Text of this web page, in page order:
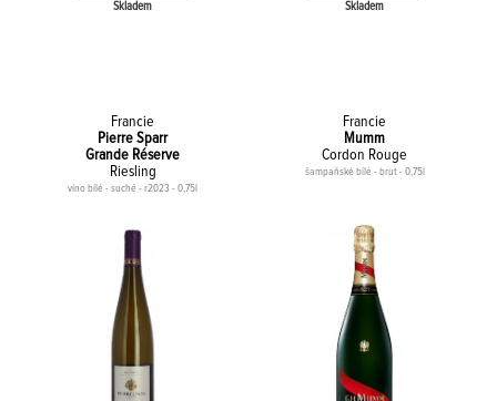
Skladem Skladem
Francie
Pierre Sparr
Grande Réserve
Riesling
víno bílé - suché - r2023 - 0,75l
Francie
Mumm
Cordon Rouge
šampaňské bílé - brut - 0,75l